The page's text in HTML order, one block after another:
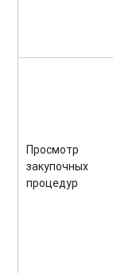
Просмотр
закупочных
процедур